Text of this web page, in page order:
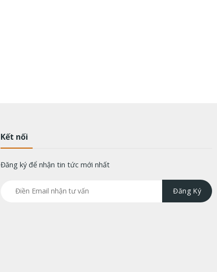
Kết nối
Đăng ký để nhận tin tức mới nhất